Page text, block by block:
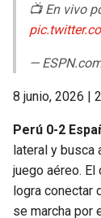
📺 En vivo
—
8 junio, 2026 |
Perú 0-2
lateral y busca
juego aéreo. El
logra conectar
se marcha por